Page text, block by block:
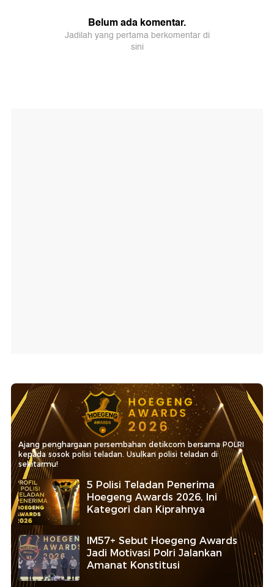
Ajang penghargaan persembahan detikcom bersama POLRI
kepada sosok polisi teladan. Usulkan polisi teladan di
sekitarmu!
5 Polisi Teladan Penerima
Hoegeng Awards 2026, Ini
Kategori dan Kiprahnya
IM57+ Sebut Hoegeng Awards
Jadi Motivasi Polri Jalankan
Amanat Konstitusi